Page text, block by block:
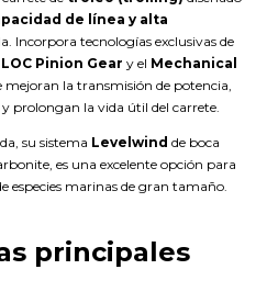
de línea y alta
Incorpora tecnologías exclusivas de
Pinion Gear y el Mechanical
mejoran la transmisión de potencia,
prolongan la vida útil del carrete.
su sistema Levelwind de boca
es una excelente opción para
especies marinas de gran tamaño.
principales